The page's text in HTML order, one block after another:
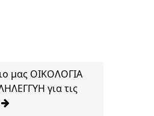
μας ΟΙΚΟΛΟΓΙΑ
για τις